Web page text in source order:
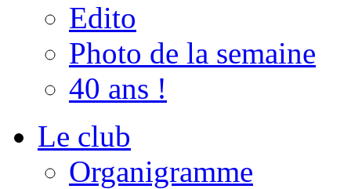
Edito
Photo de la semaine
40 ans !
Le club
Organigramme